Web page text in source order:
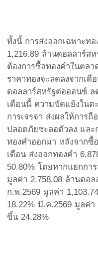
ทั้งนี้ การส่งออกเฉพาะท
1,216.89 ล้านดอลลาร์ส
ต้องการซื้อทองคำในตลา
ราคาทองจะลดลงจากเดื
ดอลลาร์สหรัฐต่อออนซ์
เดือนนี้ ความขัดแย้งในต
การเจรจา ส่งผลให้การ
ปลอดภัยชะลอตัวลง และ
ทองคำออกมา หลังจากซื้
เดือน ส่งออกทองคำ
50.80% โดยหากแยกกา
มูลค่า 2,758.08 ล้านดอ
ก.พ.2569 มูลค่า
18.22% มี.ค.2569 มูลค่
ขึ้น 24.28%